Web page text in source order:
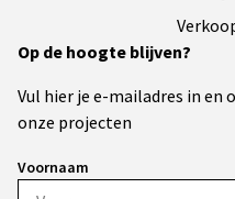
Op de hoogte blijven?
Vul hier je e-mailadres in
onze projecten
Voornaam